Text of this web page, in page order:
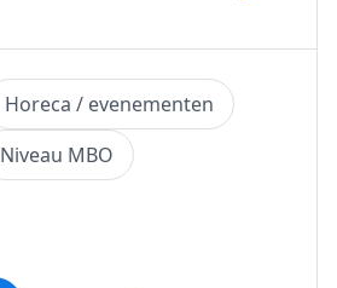
Horeca / evenementen
Niveau MBO